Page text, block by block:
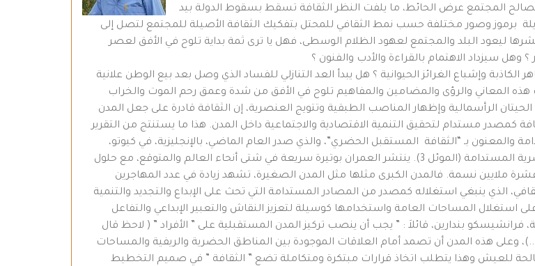
المجتمع عرض الحائط، ما يلفت النظر الثقافة تسقط بسقوط الدولة بيد
برموز وصور مختلفة حسب نمط الثقافي للمحتل بتفكيك الثقافة الأصيلة للمجتمع لتصل إلى
ليعود البلد والمجتمع لعهود الظلام الوسطى، فهل يا ترى ثمة بداية تلوح في الأفق لعصر
سيزداد الاهتمام بالقراءة والأدب والفنون ؟
وإشباع الغرائز الحيوانية ؟ هل يبدأ العد التنازلي للفساد الذي وصل بعد بيع الوطن علانية
هذه المعاني والرؤى والمضامين والمفاهيم تلوح في الأفق من شدة وعمق رحم الموت والخراب
الحيتان الرأسمالية وإظهار المناصب الطبقية وتتويج العنصرية، إن الثقافة قادرة على جعل المدن
كمصدر مستدام لتحقيق التنمية الاقتصادية والاجتماعية داخل المدن. هذا ما يستنتج من التقرير
والمعنون بـ “الثقافة المستقبل الحضري”، والذي صدر العام الماضي، بالإنجليزية، في كيوتو،
الإكوادور، بمناسبة مؤتمر الأمم المتحدة المعني بالإسكان والتنمية الحضرية المستدامة (الموئل 3). ينتشر العمران بوتيرة سريعة في شتى أنحاء العالم والمتوقع، مع حلول
عشرة ملايين نسمة. فالمدن الكبرى مثلها مثل المدن الصغيرة، تشهد زيادة في عدد المهاجرين
الذي ينبغي استغلاله كمصدر من المصادر المستدامة التي تحث على الإبداع والتجديد والتنمية
استغلال المساحات العامة واستخدامها كوسيلة لتعزيز النقاش والتعبير الإبداعي والتفاعل
بندارين، قائلاَ : ” يجب أن ينصب تركيز المدن المستقبلية على ” الأفراد ” ( لاحظ قال
هذه المدن أن تصمد أمام العلاقات الموجودة بين المناطق الحضرية والريفية والمساحات
للعيش وهذا يتطلب اتخاذ قرارات مبتكرة ومتكاملة تضع ” الثقافة ” في صميم التخطيط